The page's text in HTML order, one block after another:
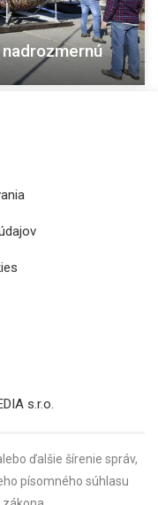
s.r.o.
ďalšie šírenie správ,
písomného súhlasu